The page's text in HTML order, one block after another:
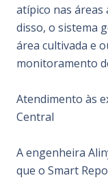
atípico nas áreas
disso, o sistema
área cultivada e
monitoramento
Atendimento às
Central
A engenheira
que o Smart